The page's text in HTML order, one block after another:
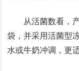
从活菌数看，
袋，并采用活菌型
水或牛奶冲调，更